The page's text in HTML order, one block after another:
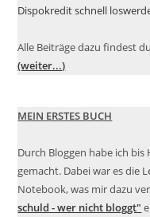
Dispokredit schnell
Alle Beiträge dazu findest
(weiter...)
MEIN ERSTES BUCH
Durch Bloggen habe ich bis
gemacht. Dabei war es die
Notebook, was mir dazu
schuld - wer nicht bloggt"